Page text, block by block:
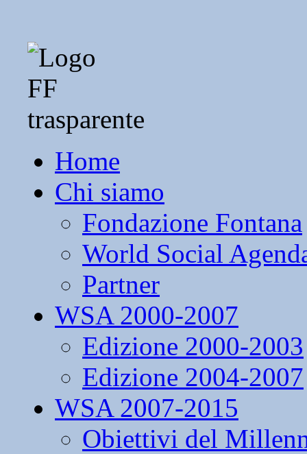
Home
Chi siamo
Fondazione Fontana
World Social
Partner
WSA 2000-2007
Edizione 2000-2003
Edizione 2004-2007
WSA 2007-2015
Obiettivi del